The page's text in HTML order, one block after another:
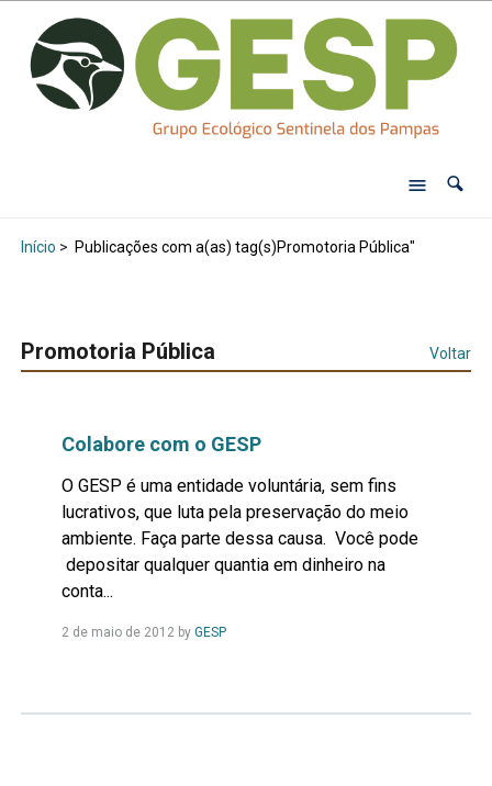
Início > Publicações com a(as) tag(s)Promotoria Pública"
Promotoria Pública Voltar
Colabore com o GESP
O GESP é uma entidade voluntária, sem fins
lucrativos, que luta pela preservação do meio
ambiente. Faça parte dessa causa. Você pode
depositar qualquer quantia em dinheiro na
conta...
2 de maio de 2012 by GESPLeia